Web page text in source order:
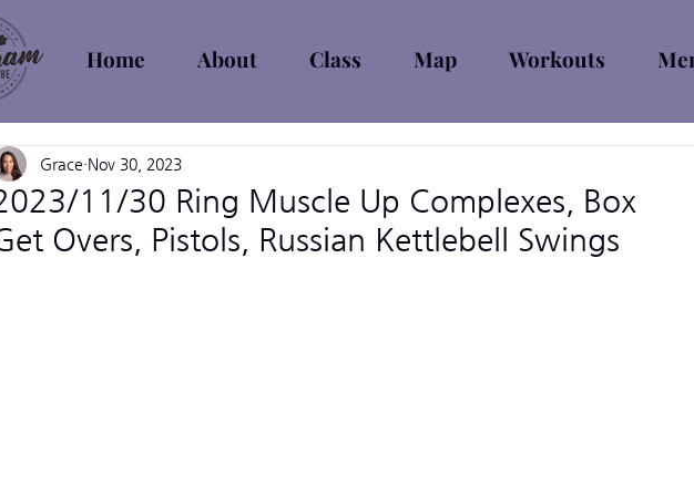
Home About Class Map Workouts
11/30 Ring Muscle Up Complexes, Box
Overs, Pistols, Russian Kettlebell Swings
Grace Nov 30, 2023